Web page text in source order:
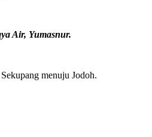
Air, Yumasnur.
menuju Jodoh.